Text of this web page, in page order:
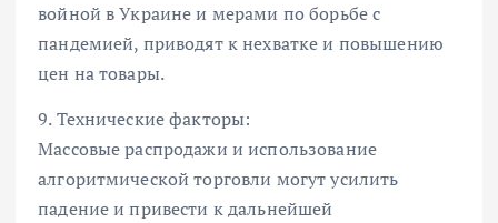
войной в Украине и мерами по борьбе с
пандемией, приводят к нехватке и повышению
цен на товары.
9. Технические факторы:
Массовые распродажи и использование
алгоритмической торговли могут усилить
падение и привести к дальнейшей